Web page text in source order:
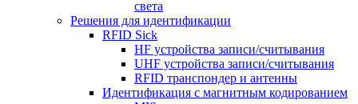
света
Решения для идентификации
RFID Sick
HF устройства записи/считывания
UHF устройства записи/считывания
RFID транспондер и антенны
Идентификация с магнитным кодированием